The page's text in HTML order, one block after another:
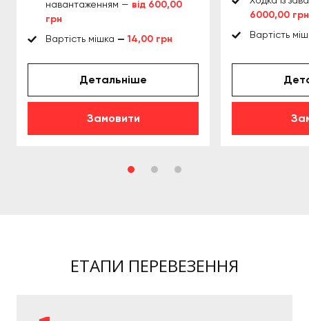
навантаженням — від 600,00
грн
Вартість мішка — 14,00 грн
Детальніше
Замовити
6000,00 грн
Вартість
ЕТАПИ ПЕРЕВЕЗЕННЯ